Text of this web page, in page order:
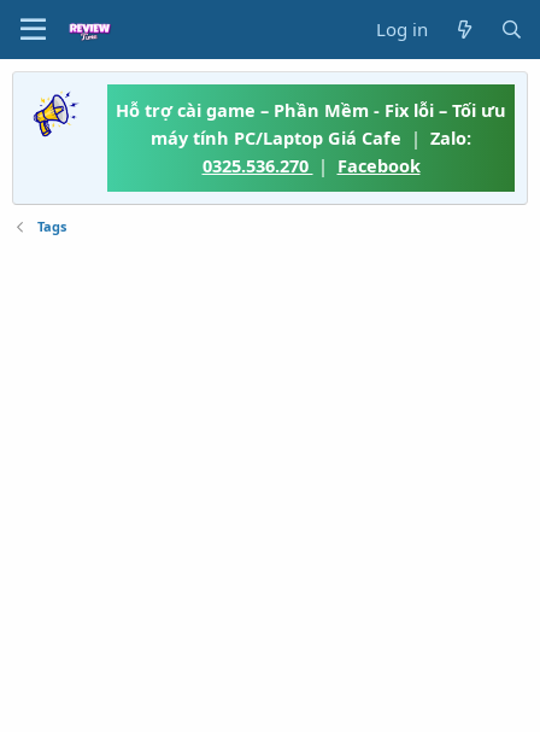
Log in
Hỗ trợ cài game – Phần Mềm - Fix lỗi – Tối ưu
máy tính PC/Laptop Giá Cafe | Zalo:
0325.536.270 | Facebook
Tags